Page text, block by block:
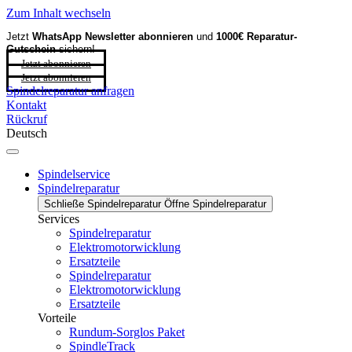
Zum Inhalt wechseln
Jetzt WhatsApp Newsletter abonnieren und 1000€ Reparatur-
Gutscheinsichern!
Jetzt abonnieren
Jetzt abonnieren
Spindelreparatur anfragen
Kontakt
Rückruf
Deutsch
Spindelservice
Spindelreparatur
Schließe Spindelreparatur Öffne Spindelreparatur
Services
Spindelreparatur
Elektromotorwicklung
Ersatzteile
Spindelreparatur
Elektromotorwicklung
Ersatzteile
Vorteile
Rundum-Sorglos Paket
SpindleTrack